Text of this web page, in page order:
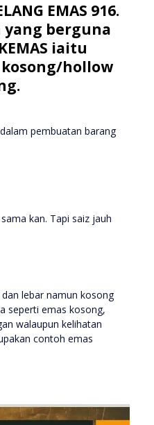
EMAS 916.
berguna
iaitu
kosong/hollow
pembuatan barang
kan. Tapi saiz jauh
lebar namun kosong
seperti emas kosong,
walaupun kelihatan
contoh emas